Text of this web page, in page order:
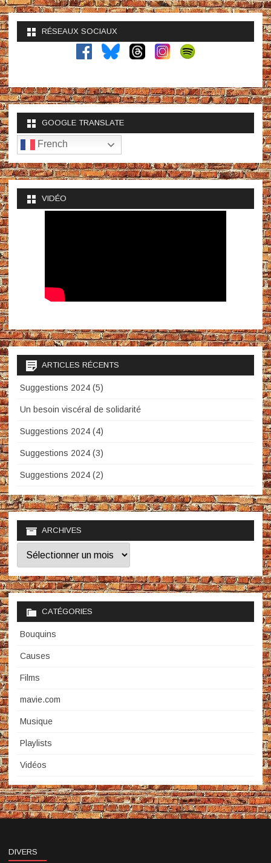
RÉSEAUX SOCIAUX
GOOGLE TRANSLATE
French
VIDÉO
ARTICLES RÉCENTS
Suggestions 2024 (5)
Un besoin viscéral de solidarité
Suggestions 2024 (4)
Suggestions 2024 (3)
Suggestions 2024 (2)
ARCHIVES
Archives
CATÉGORIES
Bouquins
Causes
Films
mavie.com
Musique
Playlists
Vidéos
DIVERS